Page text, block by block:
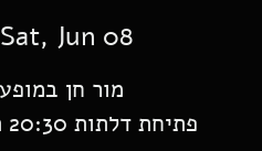
Sat, Jun 08
פתיחת דלתות 20:30 תחילת מופע 21:30